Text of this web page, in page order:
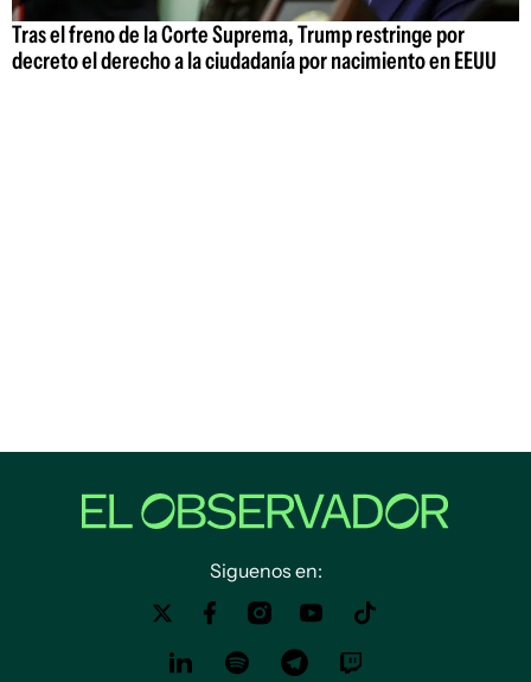
Tras el freno de la Corte Suprema, Trump restringe por
decreto el derecho a la ciudadanía por nacimiento en EEUU
Siguenos en: